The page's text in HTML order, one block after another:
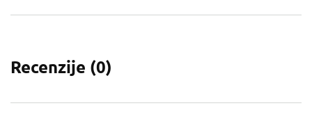
Recenzije (0)